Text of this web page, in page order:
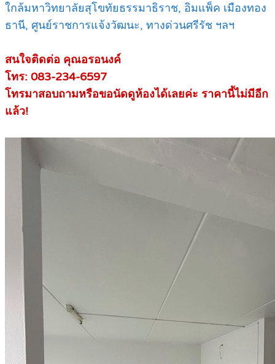
ใกล้มหาวิทยาลัยสุโขทัยธรรมาธิราช, อิมแพ็ค เมืองทอง
ธานี, ศูนย์ราชการแจ้งวัฒนะ, ทางด่วนศรีรัช ฯลฯ
สนใจติดต่อ คุณอรอนงค์
โทร: 083-234-6597
โทรมาสอบถามหรือขอนัดดูห้องได้เลยค่ะ ราคานี้ไม่มีอีก
แล้ว!